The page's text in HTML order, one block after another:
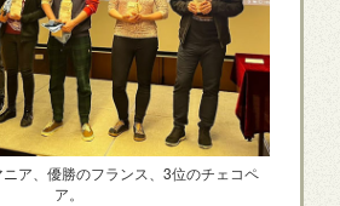
ア、優勝のフランス、3位のチェコペ
ア。